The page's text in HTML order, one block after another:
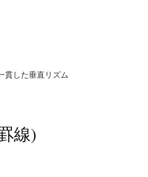
貫した垂直リズム
線)